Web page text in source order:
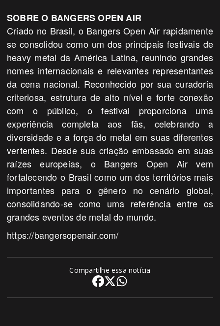
SOBRE O BANGERSOPEN AIR
Criado no Brasil, o BangersOpen Air rapidamente
se consolidou como um dos principais festivais de
heavy metal da América Latina, reunindo grandes
nomes internacionais e relevantes representantes
da cena nacional. Reconhecido por sua curadoria
criteriosa, estrutura de alto nível e forte conexão
com o público, o festival proporciona uma
experiência completa aos fãs, celebrando a
diversidade e a força do metal em suas diferentes
vertentes. Desde sua criação embasado em suas
raízes europeias, o Bangers Open Air vem
fortalecendo o Brasil como um dos territórios mais
importantes para o gênero no cenário global,
consolidando-se como uma referência entre os
grandes eventos de metal do mundo.
https://bangersopenair.com/
Compartilhe essa notícia